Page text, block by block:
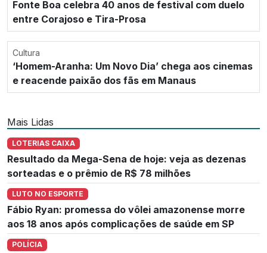
Fonte Boa celebra 40 anos de festival com duelo
entre Corajoso e Tira-Prosa
Cultura
‘Homem-Aranha: Um Novo Dia’ chega aos cinemas
e reacende paixão dos fãs em Manaus
Mais Lidas
LOTERIAS CAIXA
Resultado da Mega-Sena de hoje: veja as dezenas
sorteadas e o prêmio de R$ 78 milhões
LUTO NO ESPORTE
Fábio Ryan: promessa do vôlei amazonense morre
aos 18 anos após complicações de saúde em SP
POLÍCIA